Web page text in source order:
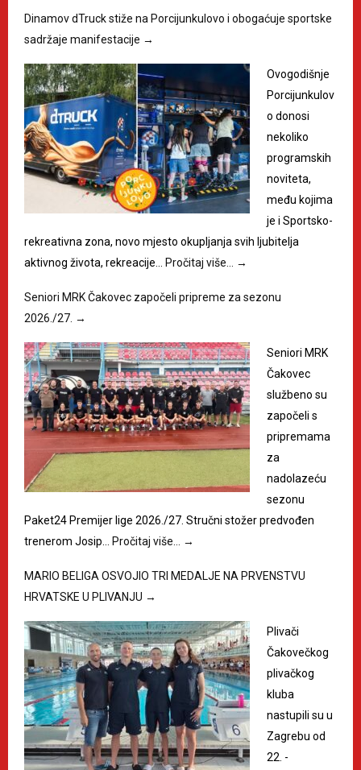
Dinamov dTruck stiže na Porcijunkulovo i obogaćuje sportske
sadržaje manifestacije →
Ovogodišnje
Porcijunkulov
o donosi
nekoliko
programskih
noviteta,
među kojima
je i Sportsko-
rekreativna zona, novo mjesto okupljanja svih ljubitelja
aktivnog života, rekreacije…
Pročitaj više… →
Seniori MRK Čakovec započeli pripreme za sezonu
2026./27. →
Seniori MRK
Čakovec
službeno su
započeli s
pripremama
za
nadolazeću
sezonu
Paket24 Premijer lige 2026./27. Stručni stožer predvođen
trenerom Josip…
Pročitaj više… →
MARIO BELIGA OSVOJIO TRI MEDALJE NA PRVENSTVU
HRVATSKE U PLIVANJU →
Plivači
Čakovečkog
plivačkog
kluba
nastupili su u
Zagrebu od
22. -